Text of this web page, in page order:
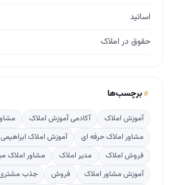
اساتید
حقوق در املاک
برچسب‌ها
آموزش املاک آکادمی آموزش املاک
مشاور املاک حرفه ای
آموزش املاک ابراهیمی
فروش املاک
مدیر املاک
مشاور املاک
آموزش مشاور املاک
فروش
جذب مشتری